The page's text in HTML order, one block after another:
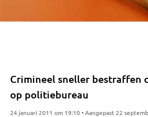
Crimineel sneller bestraffen
op politiebureau
24 januari 2011 om 19:10 • Aangepast 22